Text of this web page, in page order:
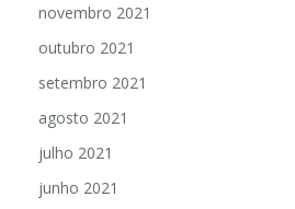
novembro 2021
outubro 2021
setembro 2021
agosto 2021
julho 2021
junho 2021